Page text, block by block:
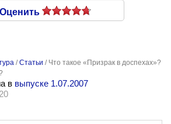
Оценить
/Статьи / Что такое «Призрак в доспехах»?
в выпуске 1.07.2007